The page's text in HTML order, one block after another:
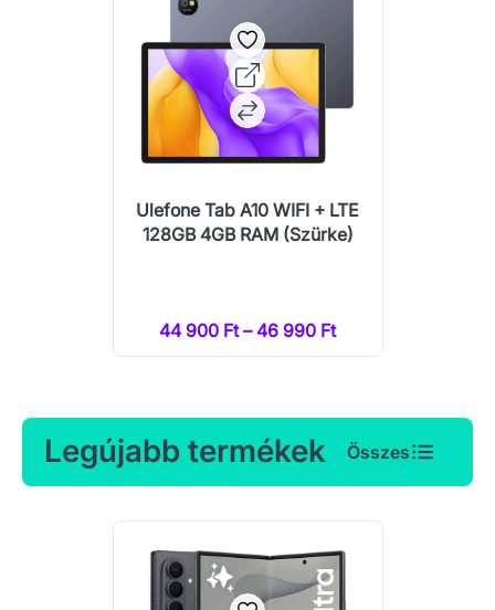
Ulefone Tab A10 WIFI + LTE
128GB 4GB RAM (Szürke)
44 900 Ft – 46 990 Ft
Legújabb termékek Összes